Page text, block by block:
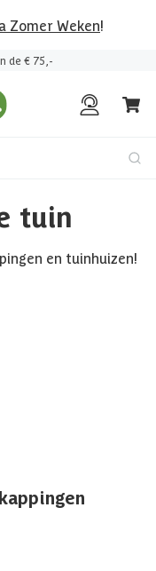
Zomer Weken!
de € 75,-
tuin
en tuinhuizen!